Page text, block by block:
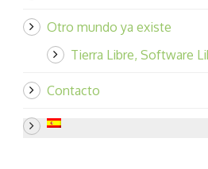
Otro mundo ya existe
Tierra Libre, Software
Contacto